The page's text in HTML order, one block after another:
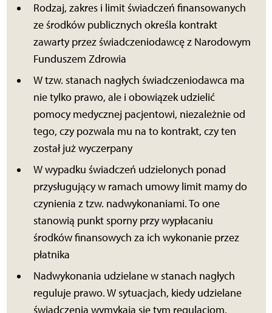
Rodzaj, zakres i limit świadczeń finansowanych
ze środków publicznych określa kontrakt
zawarty przez świadczeniodawcę z Narodowym
Funduszem Zdrowia
W tzw. stanach nagłych świadczeniodawca ma
nie tylko prawo, ale i obowiązek udzielić
pomocy medycznej pacjentowi, niezależnie od
tego, czy pozwala mu na to kontrakt, czy ten
został już wyczerpany
W wypadku świadczeń udzielonych ponad
przysługujący w ramach umowy limit mamy do
czynienia z tzw. nadwykonaniami. To one
stanowią punkt sporny przy wypłacaniu
środków finansowych za ich wykonanie przez
płatnika
Nadwykonania udzielane w stanach nagłych
reguluje prawo. W sytuacjach, kiedy udzielane
świadczenia wymykają się tym regulacjom,